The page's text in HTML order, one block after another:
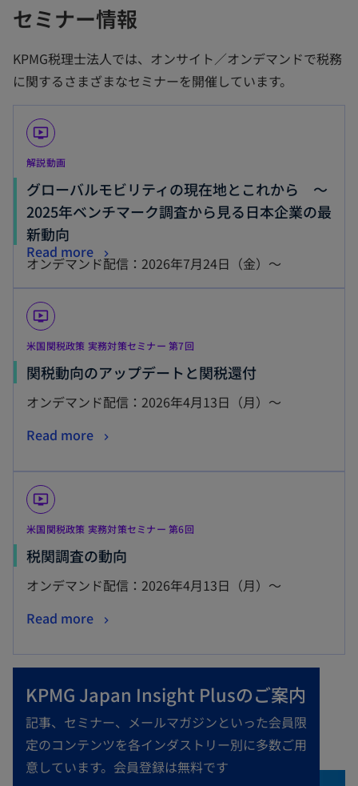
開
く
ブ
開
く
セミナー情報
KPMG税理士法人では、オンサイト／オンデマンドで税務
に関するさまざまなセミナーを開催しています。
ondemand_video
解説動画
グローバルモビリティの現在地とこれから ～
2025年ベンチマーク調査から見る日本企業の最
新動向
オンデマンド配信：2026年7月24日（金）～
Read more
ondemand_video
米国関税政策 実務対策セミナー 第7回
関税動向のアップデートと関税還付
オンデマンド配信：2026年4月13日（月）～
Read more
ondemand_video
米国関税政策 実務対策セミナー 第6回
税関調査の動向
オンデマンド配信：2026年4月13日（月）～
Read more
KPMG Japan Insight Plusのご案内
記事、セミナー、メールマガジンといった会員限
定のコンテンツを各インダストリー別に多数ご用
意しています。会員登録は無料です